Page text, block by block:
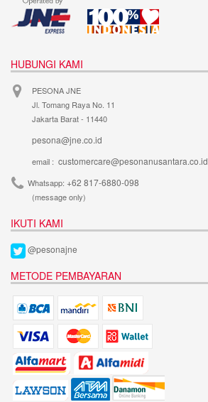
HUBUNGI KAMI
PESONA JNE
Jl. Tomang Raya No. 11
Jakarta Barat - 11440
pesona@jne.co.id
email : customercare@pesonanusantara.co.id
Whatsapp: +62 817-6880-098
(message only)
IKUTI KAMI
@pesonajne
METODE PEMBAYARAN